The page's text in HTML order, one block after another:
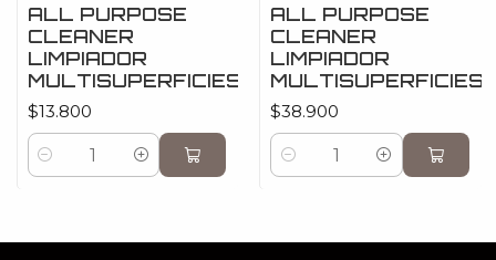
ALL PURPOSE
CLEANER
LIMPIADOR
MULTISUPERFICIES
$13.800
Cantidad
ALL PURPOSE
CLEANER
LIMPIADOR
MULTISUPERFICIES
$38.900
Cantidad